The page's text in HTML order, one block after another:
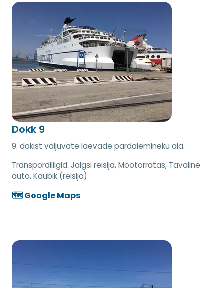
Dokk 9
9. dokist väljuvate laevade pardalemineku ala.
Transpordiliigid: Jalgsi reisija, Mootorratas, Tavaline
auto, Kaubik (reisija)
🗺️ Google Maps